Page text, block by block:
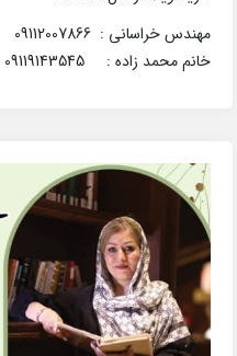
مهندس خراسانی : 09112007866
خانم محمد زاده : 09119143545